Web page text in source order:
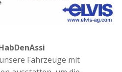
Fahrzeuge mit